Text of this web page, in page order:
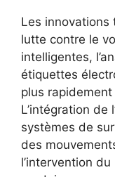
Les innovations
lutte contre le
intelligentes,
étiquettes
plus
L’intégration de
systèmes de
des
l’intervention